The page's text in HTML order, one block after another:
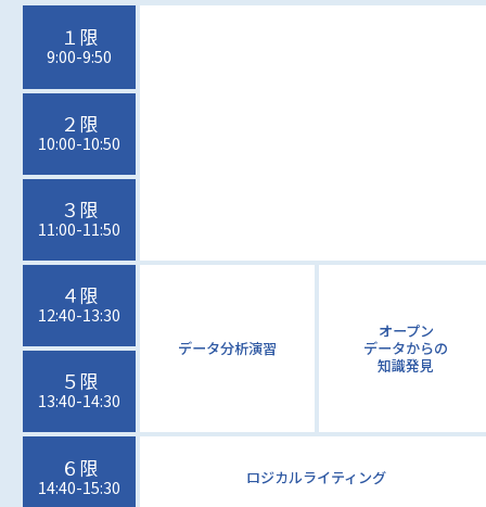
１限
9:00-9:50
２限
10:00-10:50
３限
11:00-11:50
４限
12:40-13:30
データ分析演習
オープン
データからの
知識発見
５限
13:40-14:30
６限
14:40-15:30 ロジカルライティング